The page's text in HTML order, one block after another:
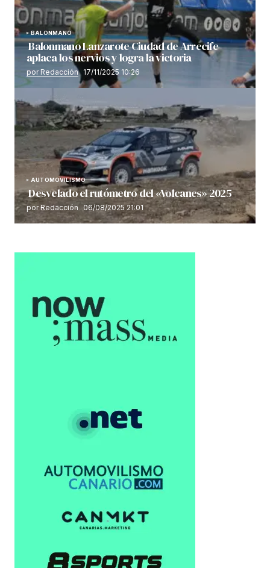
BALONMANO
Balonmano Lanzarote Ciudad de Arrecife
aplaca los nervios y logra la victoria
por Redacción 17/11/2025 10:26
AUTOMOVILISMO
Desvelado el rutómetro del «Volcanes» 2025
por Redacción 06/08/2025 21:01